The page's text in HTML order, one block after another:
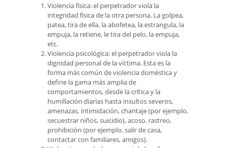
Violencia física: el perpetrador viola la
integridad física de la otra persona. La golpea,
patea, tira de ella, la abofetea, la estrangula, la
empuja, la retiene, le tira del pelo, la empuja,
etc.
Violencia psicológica: el perpetrador viola la
dignidad personal de la víctima. Esta es la
forma más común de violencia doméstica y
define la gama más amplia de
comportamientos, desde la crítica y la
humillación diarias hasta insultos severos,
amenazas, intimidación, chantaje (por ejemplo,
secuestrar niños, suicidio), acoso, rastreo,
prohibición (por ejemplo, salir de casa,
contactar con familiares, amigos).